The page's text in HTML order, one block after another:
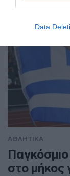
Data
ΑΘΛΗΤΙΚΑ
στο μήκος